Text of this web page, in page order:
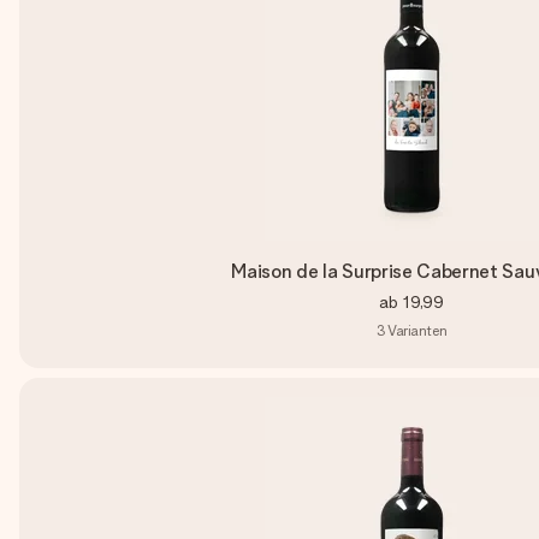
Maison de la Surprise Cabernet
ab 19,99
3Varianten